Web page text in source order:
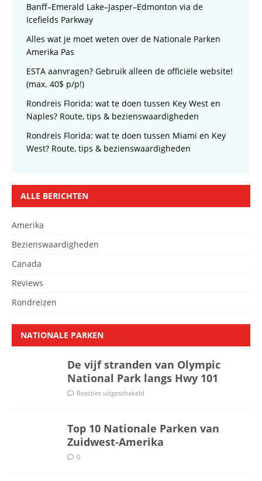
Banff–Emerald Lake–Jasper–Edmonton via de
Icefields Parkway
Alles wat je moet weten over de Nationale Parken
Amerika Pas
ESTA aanvragen? Gebruik alleen de officiële website!
(max. 40$ p/p!)
Rondreis Florida: wat te doen tussen Key West en
Naples? Route, tips & bezienswaardigheden
Rondreis Florida: wat te doen tussen Miami en Key
West? Route, tips & bezienswaardigheden
ALLE BERICHTEN
Amerika
Bezienswaardigheden
Canada
Reviews
Rondreizen
NATIONALE PARKEN
De vijf stranden van Olympic
National Park langs Hwy 101
Reacties uitgeschakeld
Top 10 Nationale Parken van
Zuidwest-Amerika
0